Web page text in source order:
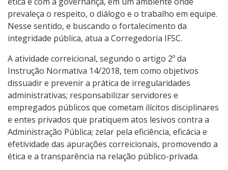
12- Dados Abertos
14- Ferramentas e Aspectos Tecnológicos
15- Avaliação Institucional
16- Carta de Serviços ao Usuário
17- Indicadores e estatísticas
prevaleça o respeito, o diálogo e o trabalho em equipe.
Nesse sentido, e buscando o fortalecimento da
integridade pública, atua a Corregedoria IFSC.
A atividade correicional, segundo o artigo 2º da
Instrução Normativa 14/2018, tem como objetivos
dissuadir e prevenir a prática de irregularidades
administrativas; responsabilizar servidores e
empregados públicos que cometam ilícitos disciplinares
e entes privados que pratiquem atos lesivos contra a
Administração Pública; zelar pela eficiência, eficácia e
efetividade das apurações correicionais, promovendo a
ética e a transparência na relação público-privada.